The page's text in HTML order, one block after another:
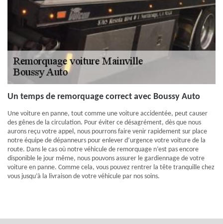
Un temps de remorquage correct avec Boussy Auto
Une voiture en panne, tout comme une voiture accidentée, peut causer
des gênes de la circulation. Pour éviter ce désagrément, dès que nous
aurons reçu votre appel, nous pourrons faire venir rapidement sur place
notre équipe de dépanneurs pour enlever d’urgence votre voiture de la
route. Dans le cas où notre véhicule de remorquage n’est pas encore
disponible le jour même, nous pouvons assurer le gardiennage de votre
voiture en panne. Comme cela, vous pouvez rentrer la tête tranquille chez
vous jusqu’à la livraison de votre véhicule par nos soins.